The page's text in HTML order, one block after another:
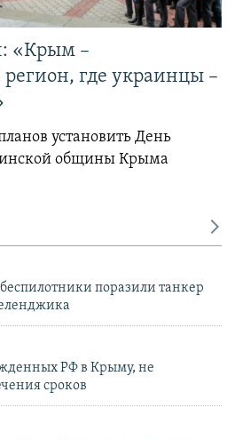
«Крым –
где украинцы –
установить День
общины Крыма
поразили танкер
РФ в Крыму, не
сроков